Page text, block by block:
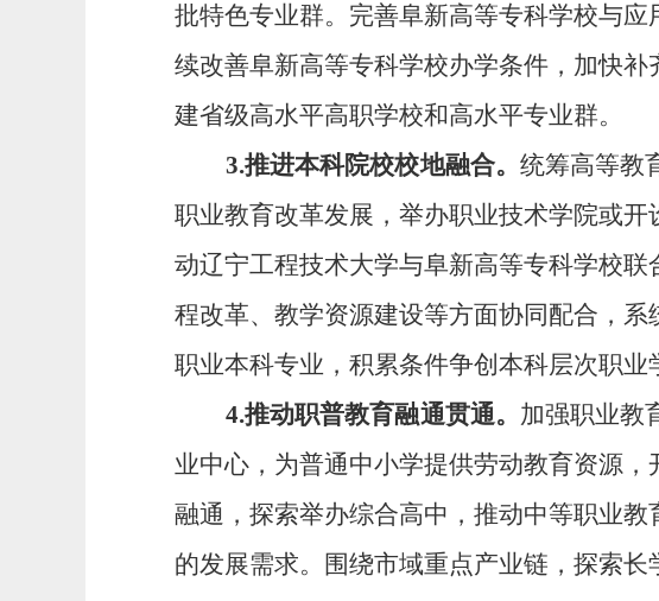
批特色专业群。完善阜新高等专科学校与
续改善阜新高等专科学校办学条件 ，加快
建省级高水平高职学校和高水平专业群。
3.推进本科院校校地融合。 统筹高等教
职业教育改革发展， 举办职业技术学院或开
动辽宁工程技术大学与阜新高等专科学校
程改革、教学资源建设等方面协同配合，
职业本科专业， 积累条件争创本科层次职业
4.推动职普教育融通贯通。 加强职业教
业中心，为普通中小学提供劳动教育资源
融通， 探索举办综合高中， 推动中等职业教
的发展需求。
围绕市域重点产业链，探索长